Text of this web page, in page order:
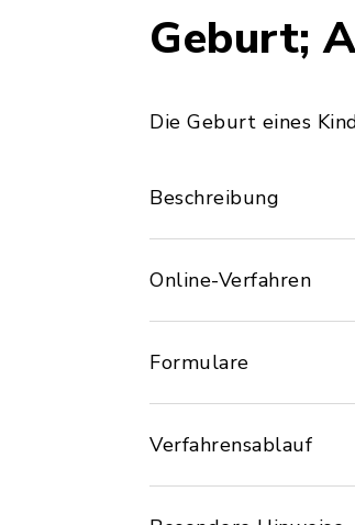
Geburt;
Die Geburt eines
Beschreibung
Online-Verfahren
Formulare
Verfahrensablauf